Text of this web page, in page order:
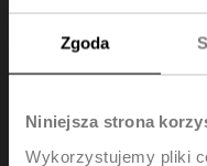
Zgoda
Niniejsza strona
Wykorzystujemy pliki
BAT72